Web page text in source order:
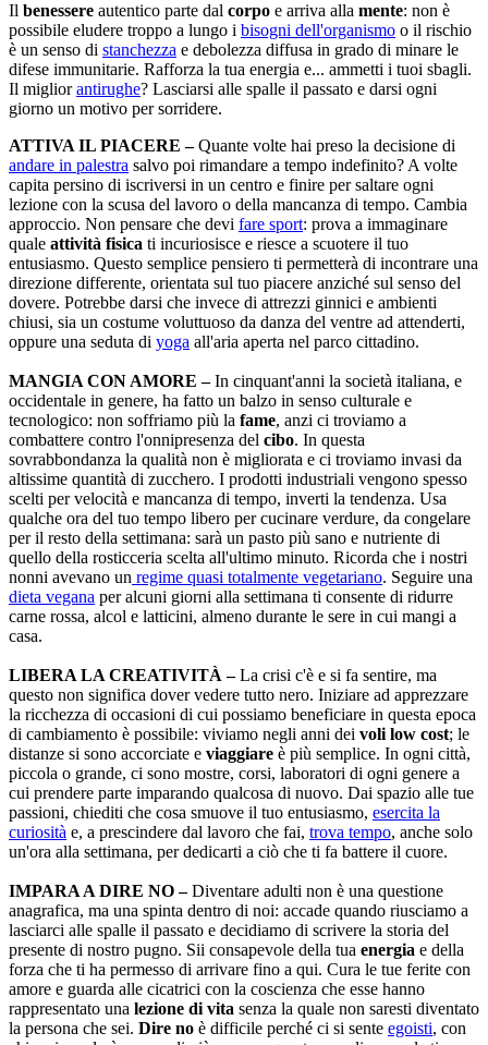
Il benessere autentico parte dal corpo e arriva alla mente: non è
possibile eludere troppo a lungo i bisogni dell'organismo o il rischio
è un senso di stanchezza e debolezza diffusa in grado di minare le
difese immunitarie. Rafforza la tua energia e... ammetti i tuoi sbagli.
Il migliorantirughe? Lasciarsi alle spalle il passato e darsi ogni
giorno un motivo per sorridere.
ATTIVA IL PIACERE –Quante volte hai preso la decisione di
andare in palestra salvo poi rimandare a tempo indefinito? A volte
capita persino di iscriversi in un centro e finire per saltare ogni
lezione con la scusa del lavoro o della mancanza di tempo. Cambia
approccio. Non pensare che devi fare sport: prova a immaginare
quale attività fisica ti incuriosisce e riesce a scuotere il tuo
entusiasmo. Questo semplice pensiero ti permetterà di incontrare una
direzione differente, orientata sul tuo piacere anziché sul senso del
dovere. Potrebbe darsi che invece di attrezzi ginnici e ambienti
chiusi, sia un costume voluttuoso da danza del ventre ad attenderti,
oppure una seduta di yoga all'aria aperta nel parco cittadino.
MANGIA CON AMORE –In cinquant'anni la società italiana, e
occidentale in genere, ha fatto un balzo in senso culturale e
tecnologico: non soffriamo più la fame, anzi ci troviamo a
combattere contro l'onnipresenza del cibo. In questa
sovrabbondanza la qualità non è migliorata e ci troviamo invasi da
altissime quantità di zucchero. I prodotti industriali vengono spesso
scelti per velocità e mancanza di tempo, inverti la tendenza. Usa
qualche ora del tuo tempo libero per cucinare verdure, da congelare
per il resto della settimana: sarà un pasto più sano e nutriente di
quello della rosticceria scelta all'ultimo minuto. Ricorda che i nostri
nonni avevano un regime quasi totalmente vegetariano. Seguire una
dieta vegana per alcuni giorni alla settimana ti consente di ridurre
carne rossa, alcol e latticini, almeno durante le sere in cui mangi a
casa.
LIBERA LA CREATIVITÀ –La crisi c'è e si fa sentire, ma
questo non significa dover vedere tutto nero. Iniziare ad apprezzare
la ricchezza di occasioni di cui possiamo beneficiare in questa epoca
di cambiamento è possibile: viviamo negli anni dei voli low cost; le
distanze si sono accorciate e viaggiare è più semplice. In ogni città,
piccola o grande, ci sono mostre, corsi, laboratori di ogni genere a
cui prendere parte imparando qualcosa di nuovo. Dai spazio alle tue
passioni, chiediti che cosa smuove il tuo entusiasmo, esercita la
curiosità e, a prescindere dal lavoro che fai, trova tempo, anche solo
un'ora alla settimana, per dedicarti a ciò che ti fa battere il cuore.
IMPARA A DIRE NO –Diventare adulti non è una questione
anagrafica, ma una spinta dentro di noi: accade quando riusciamo a
lasciarci alle spalle il passato e decidiamo di scrivere la storia del
presente di nostro pugno. Sii consapevole della tua energia e della
forza che ti ha permesso di arrivare fino a qui. Cura le tue ferite con
amore e guarda alle cicatrici con la coscienza che esse hanno
rappresentato una lezione di vita senza la quale non saresti diventato
la persona che sei. Dire no è difficile perché ci si sente egoisti, con